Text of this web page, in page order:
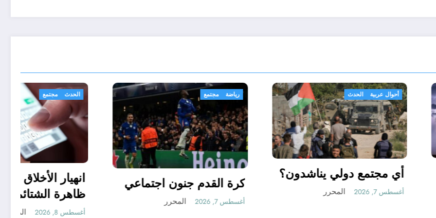
رياضة مجتمع
كرة القدم جنون اجتماعي
المحرر
أحوال عربية
أي مجتمع دولي يناشدون؟
المحرر
و الأمطار
في سبتمبر 2026 في